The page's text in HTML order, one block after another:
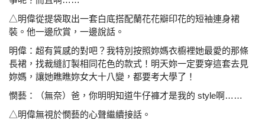
△明偉從提袋取出一套白底搭配蘭花花瓣印花的短袖連身裙
裝。他一邊欣賞，一邊說話。
明偉：超有質感的對吧？我特別按照妳媽衣櫥裡她最愛的那條
長裙，找裁縫訂製相同花色的款式！明天妳一定要穿這套去見
妳媽，讓她瞧瞧妳女大十八變，都要考大學了！
憫藝：（無奈）爸，你明明知道牛仔褲才是我的 style啊……
△明偉無視於憫藝的心聲繼續接話。